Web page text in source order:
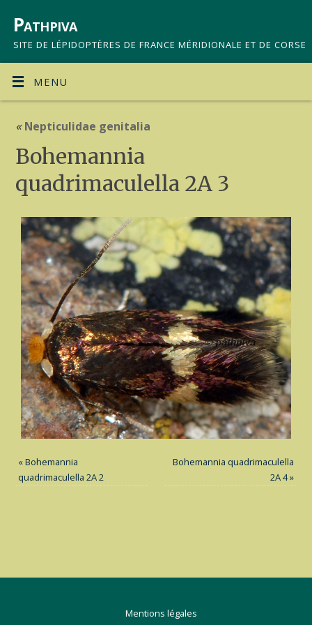
Pathpiva
SITE DE LÉPIDOPTÈRES DE FRANCE MÉRIDIONALE ET DE CORSE
MENU
«Nepticulidae genitalia
Bohemannia
quadrimaculella 2A 3
«Bohemannia
quadrimaculella 2A 2
Bohemannia quadrimaculella
2A 4»
Mentions légales